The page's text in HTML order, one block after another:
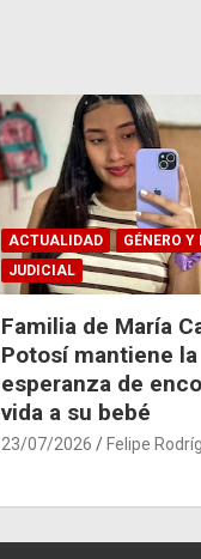
ACTUALIDAD
GÉNERO Y
JUDICIAL
Familia de María
Potosí mantiene la
esperanza de
vida a su bebé
23/07/2026 Felipe